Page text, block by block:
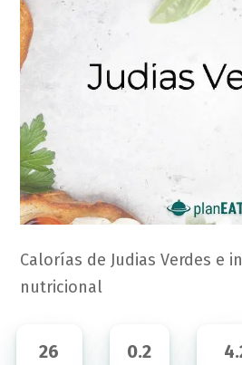
Calorías de Judias Verdes e
nutricional
26
0.2